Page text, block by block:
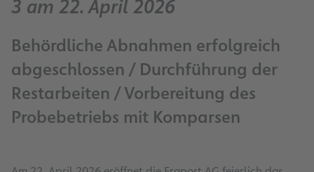
3 am 22. April 2026
Behördliche Abnahmen erfolgreich
abgeschlossen / Durchführung der
Restarbeiten / Vorbereitung des
Probebetriebs mit Komparsen